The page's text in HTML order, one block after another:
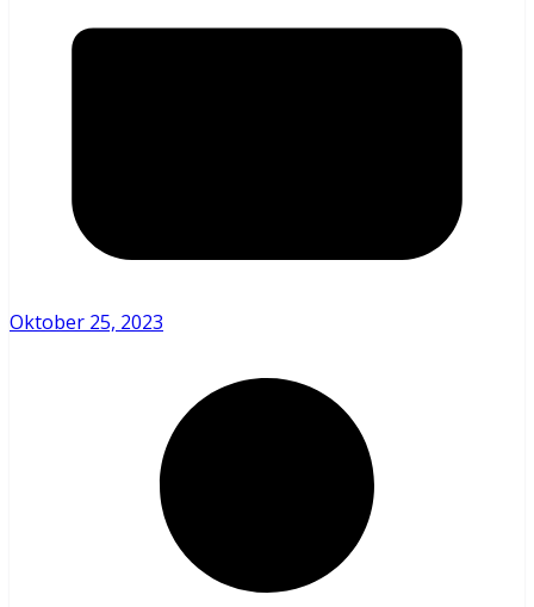
Oktober 25, 2023